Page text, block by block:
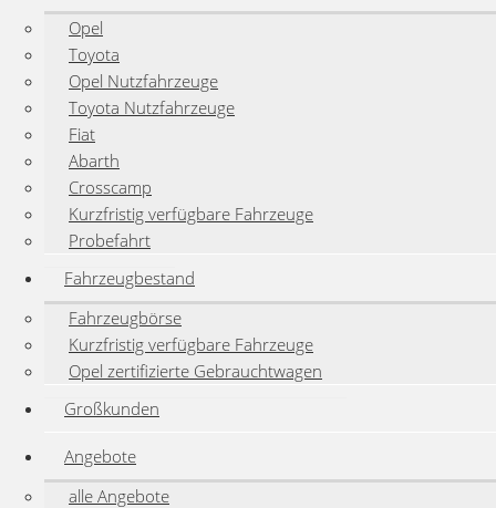
Opel
Toyota
Opel Nutzfahrzeuge
Toyota Nutzfahrzeuge
Fiat
Abarth
Crosscamp
Kurzfristig verfügbare Fahrzeuge
Probefahrt
Fahrzeugbestand
Fahrzeugbörse
Kurzfristig verfügbare Fahrzeuge
Opel zertifizierte Gebrauchtwagen
Großkunden
Angebote
alle Angebote